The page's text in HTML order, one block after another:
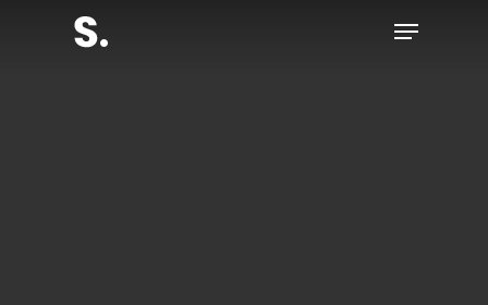
Menu